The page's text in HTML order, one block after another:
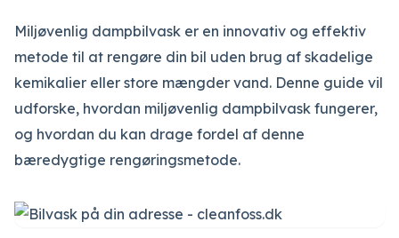
Miljøvenlig dampbilvask er en innovativ og effektiv
metode til at rengøre din bil uden brug af skadelige
kemikalier eller store mængder vand. Denne guide vil
udforske, hvordan miljøvenlig dampbilvask fungerer,
og hvordan du kan drage fordel af denne
bæredygtige rengøringsmetode.